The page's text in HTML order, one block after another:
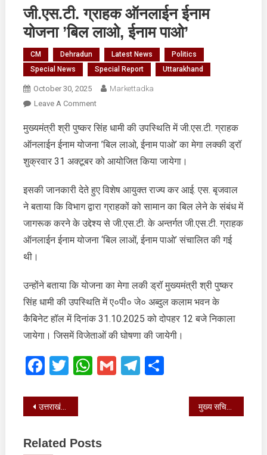
जी.एस.टी. ग्राहक ऑनलाईन ईनाम
योजना ’बिल लाओ, ईनाम पाओ’
CM Dehradun Latest News
Politics
Special News
Special Report Uttarakhand
October 30, 2025
Markettadka
Leave A CommentOn
ग्राहक
ऑनलाईन
ईनाम
’बिल
ईनाम
पाओ’
मुख्यमंत्री श्री पुष्कर सिंह धामी की उपस्थिति में जी.एस.टी. ग्राहक
ऑनलाईन ईनाम योजना ’बिल लाओ, ईनाम पाओ’ का मेगा लक्की ड्रॉ
शुक्रवार 31 अक्टूबर को आयोजित किया जायेगा।
इसकी जानकारी देते हुए विशेष आयुक्त राज्य कर आई. एस. बृजवाल
ने बताया कि विभाग द्वारा ग्राहकों को सामान का बिल लेने के संबंध में
जागरूक करने के उद्देश्य से जी.एस.टी. के अन्तर्गत जी.एस.टी. ग्राहक
ऑनलाईन ईनाम योजना ‘बिल लाओं, ईनाम पाओ’ संचालित की गई
थी।
उन्होंने बताया कि योजना का मेगा लकी ड्रॉ मुख्यमंत्री श्री पुष्कर
सिंह धामी की उपस्थिति में ए०पी० जे० अब्दुल कलाम भवन के
कैबिनेट हॉल में दिनांक 31.10.2025 को दोपहर 12 बजे निकाला
जायेगा। जिसमें विजेताओं की घोषणा की जायेगी।
Facebook
TwitterWhatsApp
GmailTelegram
Post
उत्तराखंड की विरासत के संरक्षण सहित अन्य विषयों पर जानकारी ली मुख्य सचिव ने देहरादून शहर के लिए यातायात संकुलन योजना की प्रगति की जानकारी ली
Related Posts